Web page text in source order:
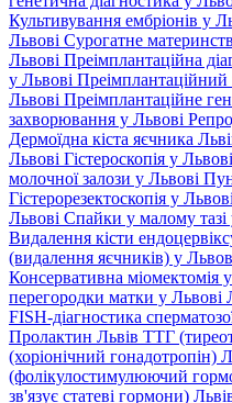
Культивування ембріонів у
Львові Сурогатне
Львові Преімплантаційна
у Львові
Львові Преімплантаційне
захворювання у Львові
Дермоїдна кіста яєчника
Львові Гістероскопія у Львові
молочної залози у Львові
Гістерорезектоскопія у Львові
Львові Спайки у малому тазі
Видалення кісти
(видалення яєчників) у
Консервативна міомектомія
перегородки матки у Львові
FISH-діагностика
Пролактин Львів ТТГ
(хоріонічний гонадотропін)
(фолікулостимулюючий
зв'язує статеві гормони)